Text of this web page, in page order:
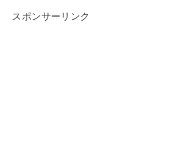
スポンサーリンク